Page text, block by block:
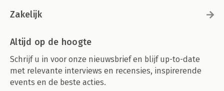
Zakelijk
Altijd op de hoogte
Schrijf u in voor onze nieuwsbrief en blijf up-to-date
met relevante interviews en recensies, inspirerende
events en de beste acties.